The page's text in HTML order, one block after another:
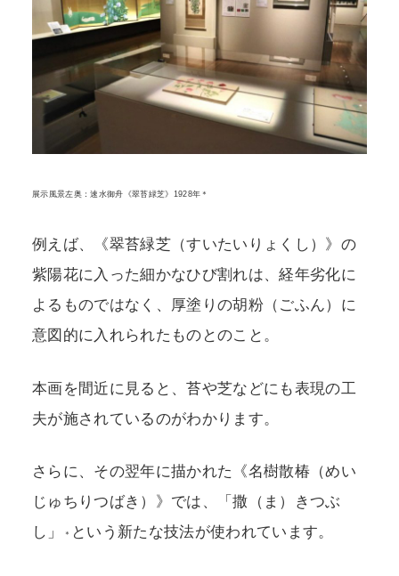
展示風景左奥：速水御舟《翠苔緑芝》1928年＊
例えば、《翠苔緑芝（すいたいりょくし）》の
紫陽花に入った細かなひび割れは、経年劣化に
よるものではなく、厚塗りの胡粉（ごふん）に
意図的に入れられたものとのこと。
本画を間近に見ると、苔や芝などにも表現の工
夫が施されているのがわかります。
さらに、その翌年に描かれた《名樹散椿（めい
じゅちりつばき）》では、「撒（ま）きつぶ
し」
＊ という新たな技法が使われています。